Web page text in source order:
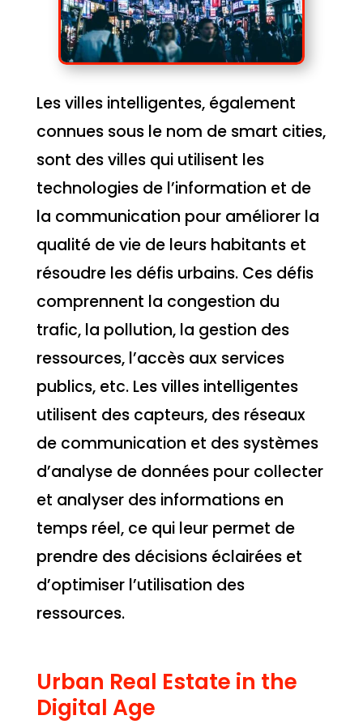
Les villes intelligentes, également
connues sous le nom de smart cities,
sont des villes qui utilisent les
technologies de l’information et de
la communication pour améliorer la
qualité de vie de leurs habitants et
résoudre les défis urbains. Ces défis
comprennent la congestion du
trafic, la pollution, la gestion des
ressources, l’accès aux services
publics, etc. Les villes intelligentes
utilisent des capteurs, des réseaux
de communication et des systèmes
d’analyse de données pour collecter
et analyser des informations en
temps réel, ce qui leur permet de
prendre des décisions éclairées et
d’optimiser l’utilisation des
ressources.
Urban Real Estate in the
Digital Age